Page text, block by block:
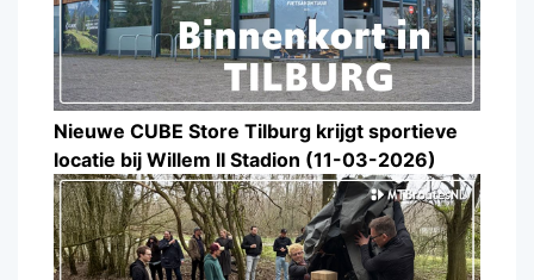
Nieuwe CUBE Store Tilburg krijgt sportieve
locatie bij Willem II Stadion (11-03-2026)